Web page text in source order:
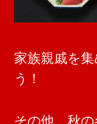
家族親戚を
う！
その他、秋